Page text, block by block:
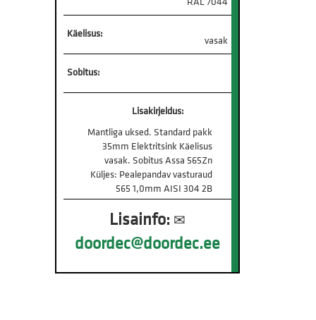
Käelisus:
vasak
Sobitus:
Lisakirjeldus:
Mantliga uksed. Standard pakk
35mm Elektritsink Käelisus
vasak. Sobitus Assa 565Zn
Küljes: Pealepandav vasturaud
565 1,0mm AISI 304 2B
Lisainfo: ✉
doordec@doordec.ee